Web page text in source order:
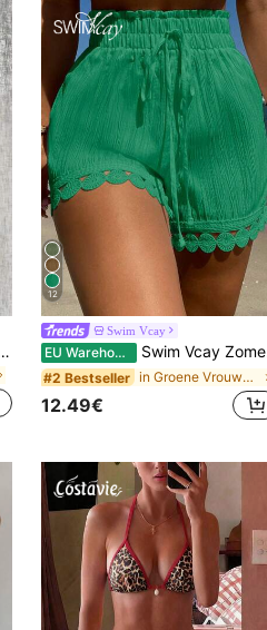
en bikinibroekje met strikjes aan de zijkant. Een sexy bikini voor een lente-/zomervakantie aan het strand.
12
Swim Vcay
EU Warehouse Swim Vcay Zomerkleding 1 stuk Dames strandvakantie outfit: Cover-up met kanten rand en strikceintuur, bikinitopje, short
#2 Bestseller in Groene Vrouwen Cover Ups
12.49€